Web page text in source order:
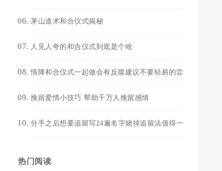
茅山道术和合仪式揭秘
人见人夸的和合仪式到底是个啥
情降和合仪式一起做会有反噬建议不要轻易的尝
挽留爱情小技巧 帮助千万人挽留感情
分手之后想要追留写24遍名字烧掉追留法值得一
热门阅读